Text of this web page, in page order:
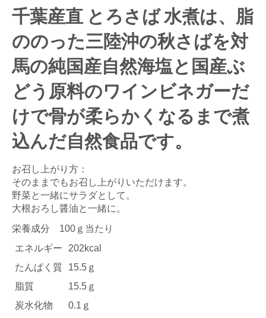
千葉産直 とろさば 水煮は、脂
ののった三陸沖の秋さばを対
馬の純国産自然海塩と国産ぶ
どう原料のワインビネガーだ
けで骨が柔らかくなるまで煮
込んだ自然食品です。
お召し上がり方：
そのままでもお召し上がりいただけます。
野菜と一緒にサラダとして。
大根おろし醤油と一緒に。
栄養成分 100ｇ当たり
エネルギー
202kcal
たんぱく質
15.5ｇ
脂質
15.5ｇ
炭水化物
0.1ｇ